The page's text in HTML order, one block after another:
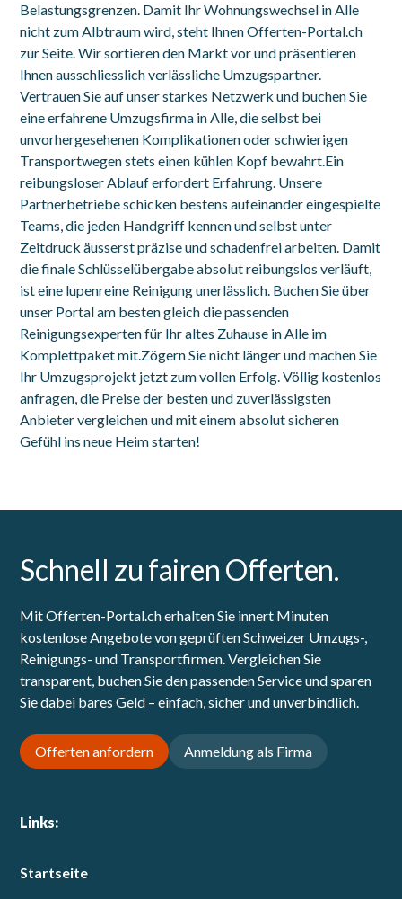
Belastungsgrenzen. Damit Ihr Wohnungswechsel in Alle
nicht zum Albtraum wird, steht Ihnen Offerten-Portal.ch
zur Seite. Wir sortieren den Markt vor und präsentieren
Ihnen ausschliesslich verlässliche Umzugspartner.
Vertrauen Sie auf unser starkes Netzwerk und buchen Sie
eine erfahrene Umzugsfirma in Alle, die selbst bei
unvorhergesehenen Komplikationen oder schwierigen
Transportwegen stets einen kühlen Kopf bewahrt.Ein
reibungsloser Ablauf erfordert Erfahrung. Unsere
Partnerbetriebe schicken bestens aufeinander eingespielte
Teams, die jeden Handgriff kennen und selbst unter
Zeitdruck äusserst präzise und schadenfrei arbeiten. Damit
die finale Schlüsselübergabe absolut reibungslos verläuft,
ist eine lupenreine Reinigung unerlässlich. Buchen Sie über
unser Portal am besten gleich die passenden
Reinigungsexperten für Ihr altes Zuhause in Alle im
Komplettpaket mit.Zögern Sie nicht länger und machen Sie
Ihr Umzugsprojekt jetzt zum vollen Erfolg. Völlig kostenlos
anfragen, die Preise der besten und zuverlässigsten
Anbieter vergleichen und mit einem absolut sicheren
Gefühl ins neue Heim starten!
Schnell zu fairen Offerten.
Mit Offerten-Portal.ch erhalten Sie innert Minuten
kostenlose Angebote von geprüften Schweizer Umzugs-,
Reinigungs- und Transportfirmen. Vergleichen Sie
transparent, buchen Sie den passenden Service und sparen
Sie dabei bares Geld – einfach, sicher und unverbindlich.
Offerten anfordern Anmeldung als Firma
Links:
Startseite